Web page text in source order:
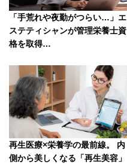
「手荒れや夜勤がつらい…」エ
ステティシャンが管理栄養士資
格を取得…
再生医療×栄養学の最前線。 内
側から美しくなる「再生美容」